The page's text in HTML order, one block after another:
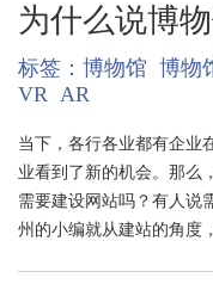
为什么说博
标签： 博物馆 博物
VR AR
当下，各行各业都有企业
业看到了新的机会。那么
需要建设网站吗？有人说
州的小编就从建站的角度